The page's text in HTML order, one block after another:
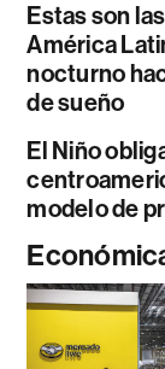
Estas son
América
nocturno
de sueño
El Niño
modelo de